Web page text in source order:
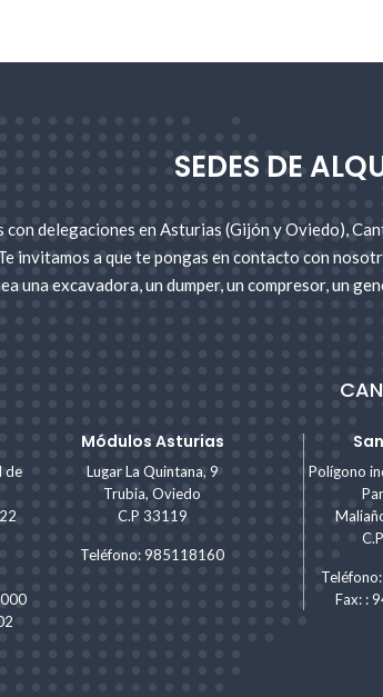
SEDES DE
con delegaciones en Asturias (Gijón y Oviedo),
invitamos a que te pongas en contacto con
una excavadora, un dumper, un compresor, un
de
Módulos Asturias
Lugar La Quintana, 9
Trubia, Oviedo
C.P 33119
Teléfono: 985118160
Polígono
Fax: :